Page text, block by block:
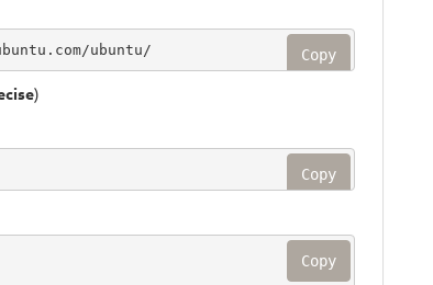
ubuntu/ Copy
)
Copy
Copy